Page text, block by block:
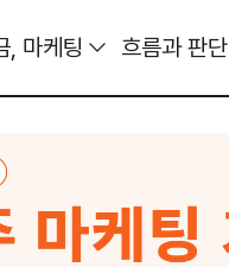
, 마케팅 흐름과 판단